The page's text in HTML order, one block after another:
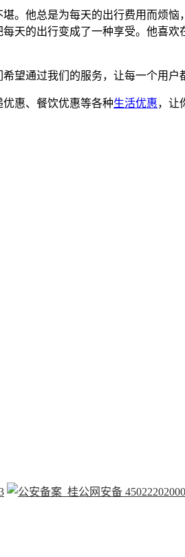
。他总是为每天的出行费用而烦
天的出行变成了一种享受。他喜
望通过我们的服务，让每一个用户
惠、餐饮优惠等各种生活优惠，让
桂公网安备